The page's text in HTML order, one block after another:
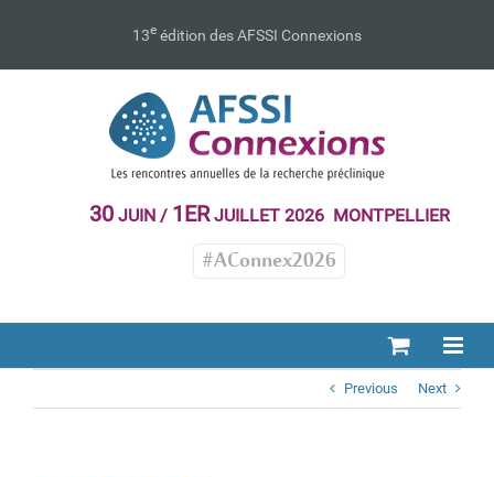
13e édition des AFSSI Connexions
30JUIN / 1ERJUILLET 2026 MONTPELLIER
#AConnex2026
Previous Next